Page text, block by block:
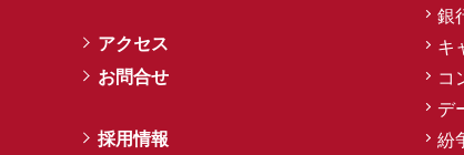
アクセス
お問合せ
採用情報
銀
キ
コ
デ
紛